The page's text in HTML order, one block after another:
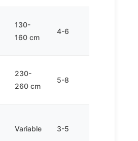
130-
160 cm
4-6
230-
260 cm
5-8
Variable 3-5